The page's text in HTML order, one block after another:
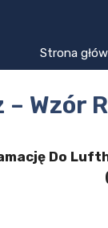
Strona
– Wzór
Do